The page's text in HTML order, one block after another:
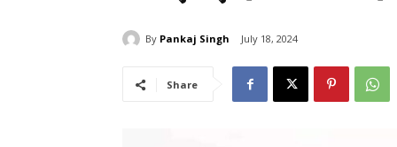
By Pankaj Singh July 18, 2024
Share